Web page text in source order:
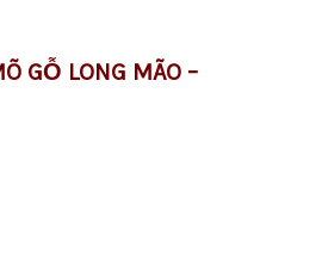
GỖ LONG MÃO –